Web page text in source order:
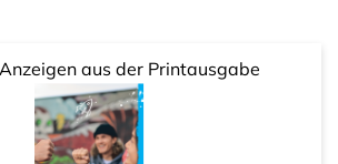
aus der Printausgabe